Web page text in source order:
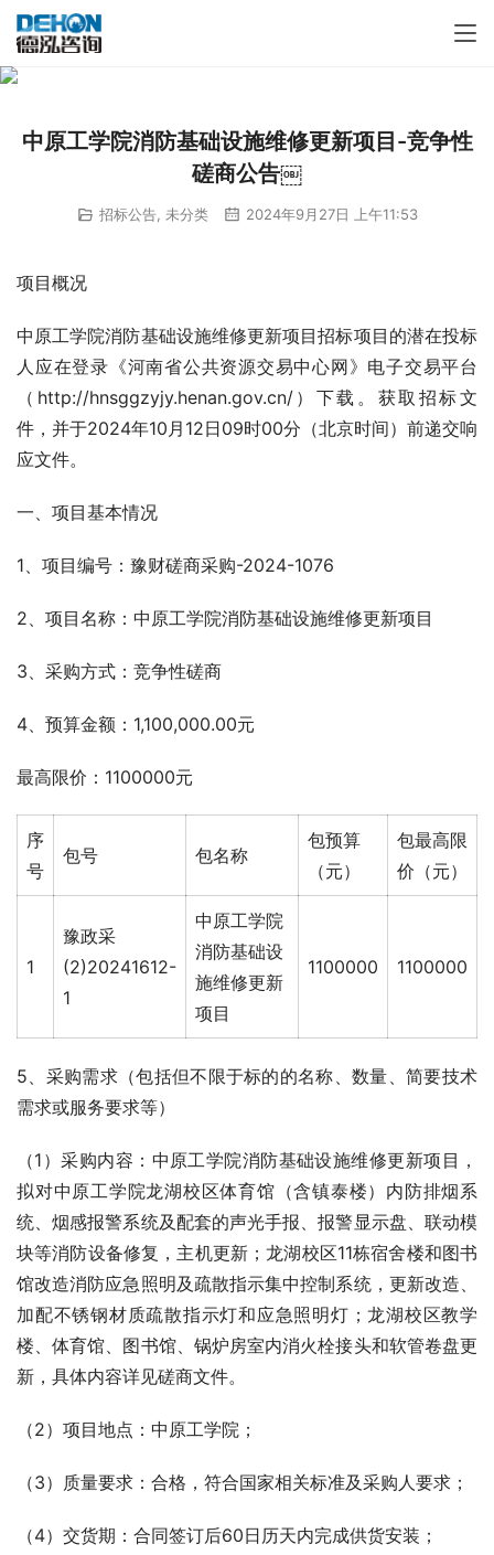
中原工学院消防基础设施维修更新项目-竞争性
磋商公告￼
招标公告, 未分类 2024年9月27日 上午11:53
项目概况
中原工学院消防基础设施维修更新项目招标项目的潜在投标
人应在登录《河南省公共资源交易中心网》电子交易平台
（http://hnsggzyjy.henan.gov.cn/）下载。获取招标文
件，并于2024年10月12日09时00分（北京时间）前递交响
应文件。
一、项目基本情况
1、项目编号：豫财磋商采购-2024-1076
2、项目名称：中原工学院消防基础设施维修更新项目
3、采购方式：竞争性磋商
4、预算金额：1,100,000.00元
最高限价：1100000元
序
号
包号 包名称
包预算
（元）
包最高限
价（元）
1
豫政采
(2)20241612-
1
中原工学院
消防基础设
施维修更新
项目
1100000 1100000
5、采购需求（包括但不限于标的的名称、数量、简要技术
需求或服务要求等）
（1）采购内容：中原工学院消防基础设施维修更新项目，
拟对中原工学院龙湖校区体育馆（含镇泰楼）内防排烟系
统、烟感报警系统及配套的声光手报、报警显示盘、联动模
块等消防设备修复，主机更新；龙湖校区11栋宿舍楼和图书
馆改造消防应急照明及疏散指示集中控制系统，更新改造、
加配不锈钢材质疏散指示灯和应急照明灯；龙湖校区教学
楼、体育馆、图书馆、锅炉房室内消火栓接头和软管卷盘更
新，具体内容详见磋商文件。
（2）项目地点：中原工学院；
（3）质量要求：合格，符合国家相关标准及采购人要求；
（4）交货期：合同签订后60日历天内完成供货安装；